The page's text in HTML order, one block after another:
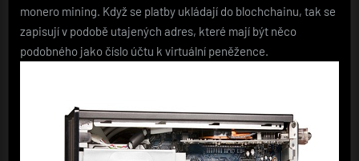
monero mining. Když se platby ukládají do blochchainu, tak se
zapisují v podobě utajených adres, které mají být něco
podobného jako číslo účtu k virtuální peněžence.